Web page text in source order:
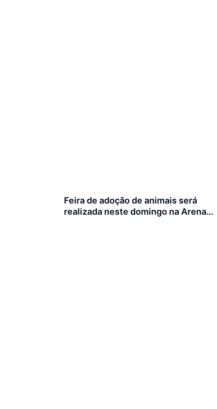
Feira de adoção de animais será
realizada neste domingo na Arena